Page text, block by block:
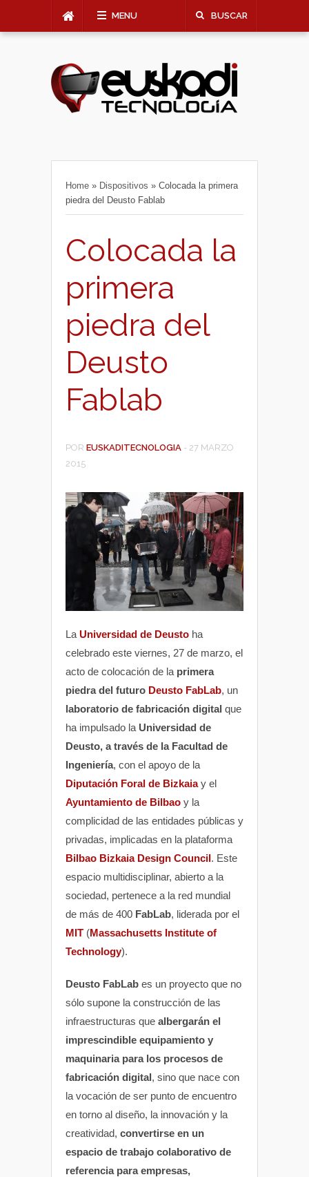
MENU BUSCAR
Home » Dispositivos » Colocada la primera
piedra del Deusto Fablab
Colocada la
primera
piedra del
Deusto
Fablab
POR EUSKADITECNOLOGIA - 27 MARZO
2015
La Universidad de Deusto ha
celebrado este viernes, 27 de marzo, el
acto de colocación de la primera
piedra del futuro Deusto FabLab, un
laboratorio de fabricación digital que
ha impulsado la Universidad de
Deusto, a través de la Facultad de
Ingeniería, con el apoyo de la
Diputación Foral de Bizkaiay el
Ayuntamiento de Bilbao y la
complicidad de las entidades públicas y
privadas, implicadas en la plataforma
Bilbao Bizkaia Design Council. Este
espacio multidisciplinar, abierto a la
sociedad, pertenece a la red mundial
de más de 400 FabLab, liderada por el
MIT (Massachusetts Institute of
Technology).
Deusto FabLab es un proyecto que no
sólo supone la construcción de las
infraestructuras que albergarán el
imprescindible equipamiento y
maquinaria para los procesos de
fabricación digital, sino que nace con
la vocación de ser punto de encuentro
en torno al diseño, la innovación y la
creatividad, convertirse en un
espacio de trabajo colaborativo de
referencia para empresas,